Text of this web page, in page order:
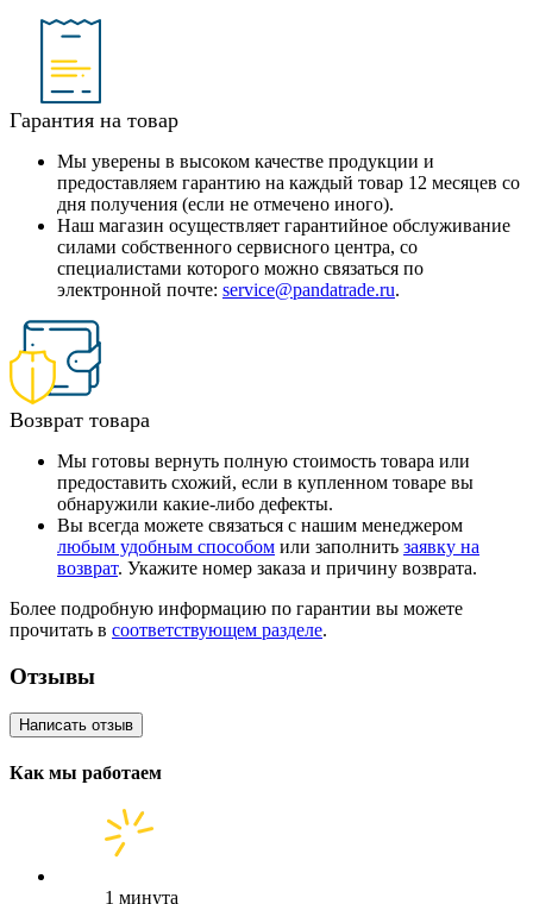
Гарантия на товар
Мы уверены в высоком качестве продукции и
предоставляем гарантию на каждый товар 12 месяцев со
дня получения (если не отмечено иного).
Наш магазин осуществляет гарантийное обслуживание
силами собственного сервисного центра, со
специалистами которого можно связаться по
электронной почте: service@pandatrade.ru.
Возврат товара
Мы готовы вернуть полную стоимость товара или
предоставить схожий, если в купленном товаре вы
обнаружили какие-либо дефекты.
Вы всегда можете связаться с нашим менеджером
любым удобным способом или заполнить заявку на
возврат. Укажите номер заказа и причину возврата.
Более подробную информацию по гарантии вы можете
прочитать в соответствующем разделе.
Отзывы
Написать отзыв
Как мы работаем
1 минута